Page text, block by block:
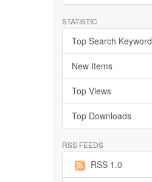
STATISTIC
Top Search Keyword
New Items
Top Views
Top Downloads
RSS FEEDS
RSS 1.0